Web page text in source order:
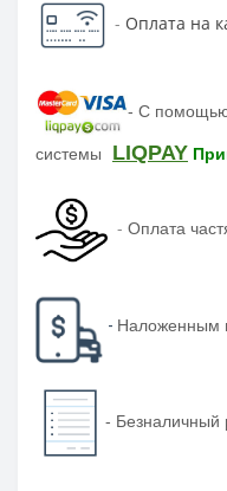
- Оплата на
- С
системы LIQPAY
- Оплата
- Наложенным
- Безналичный